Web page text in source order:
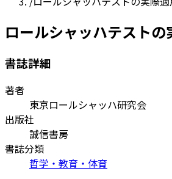
ロールシャッハテストの
書誌詳細
著者
東京ロールシャッハ研究会
出版社
誠信書房
書誌分類
哲学・教育・体育